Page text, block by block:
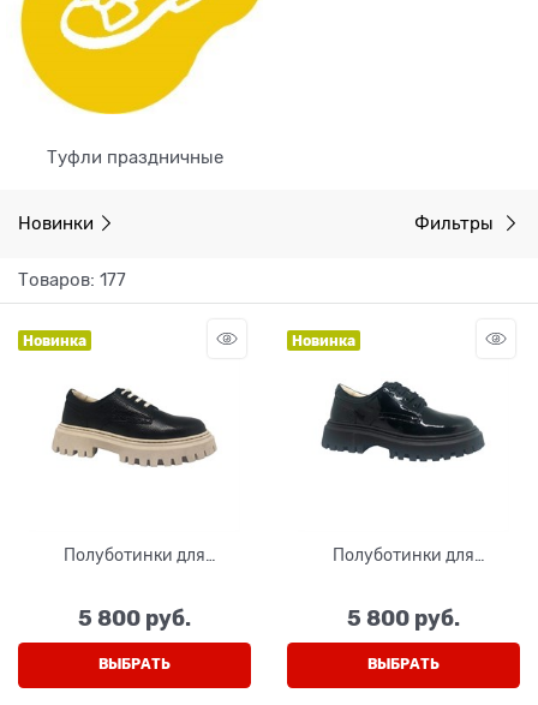
Туфли праздничные
Новинки Фильтры
Товаров: 177
Новинка
Полуботинки для
5 800 руб.
ВЫБРАТЬ
Новинка
Полуботинки для
5 800 руб.
ВЫБРАТЬ